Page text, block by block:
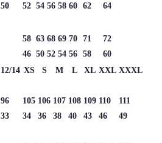
50 52 54 56 58 60 62
64
58 63 68 69 70 71
72
46 50 52 54 56 58
60
12/14 XS S M L XL XXL XXXL
96 105 106 107 108 109 110
111
33 34 36 38 40 43 46
49